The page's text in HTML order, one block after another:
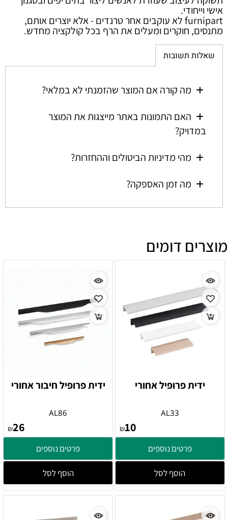
אישי וייחודי.
furnipart לא עוקבים אחר טרנדים - אלא יוצרים אותם,
מתנסים, חוקרים ומעלים את הרף בכל קולקציה מחדש.
שאלות תשובות
מה קורה אם המוצר שהזמנתי לא במלאי?
האם התמונות באתר מייצגות את המוצר
במדויק?
מהי מדיניות הביטולים וההחזרות?
מה זמן האספקה?
מוצרים דומים
ידית פרופיל אחורי
AL33
₪10
פרטים נוספים
הוסף לסל
ידית פרופיל חיבור אחורי
AL86
₪26
פרטים נוספים
הוסף לסל